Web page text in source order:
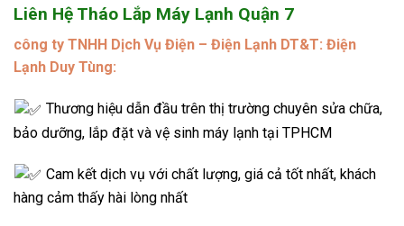
Liên Hệ Tháo Lắp Máy Lạnh Quận 7
công ty TNHH Dịch Vụ Điện – Điện Lạnh DT&T: Điện
Lạnh Duy Tùng:
Thương hiệu dẫn đầu trên thị trường chuyên sửa chữa,
bảo dưỡng, lắp đặt và vệ sinh máy lạnh tại TPHCM
Cam kết dịch vụ với chất lượng, giá cả tốt nhất, khách
hàng cảm thấy hài lòng nhất